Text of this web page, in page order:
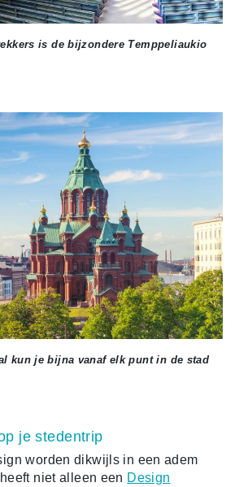
is de bijzondere Temppeliaukio
kun je bijna vanaf elk punt in de stad
je stedentrip
worden dikwijls in een adem
niet alleen een Design